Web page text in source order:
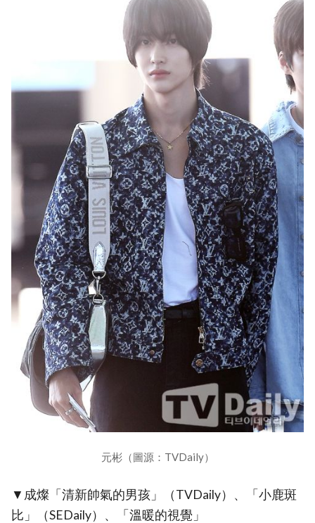
元彬（圖源：TVDaily）
▼成燦「清新帥氣的男孩」（TVDaily）、「小鹿斑
比」（SEDaily）、「溫暖的視覺」